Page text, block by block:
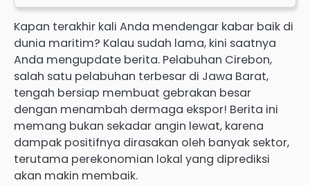
Kapan terakhir kali Anda mendengar kabar baik di
dunia maritim? Kalau sudah lama, kini saatnya
Anda mengupdate berita. Pelabuhan Cirebon,
salah satu pelabuhan terbesar di Jawa Barat,
tengah bersiap membuat gebrakan besar
dengan menambah dermaga ekspor! Berita ini
memang bukan sekadar angin lewat, karena
dampak positifnya dirasakan oleh banyak sektor,
terutama perekonomian lokal yang diprediksi
akan makin membaik.